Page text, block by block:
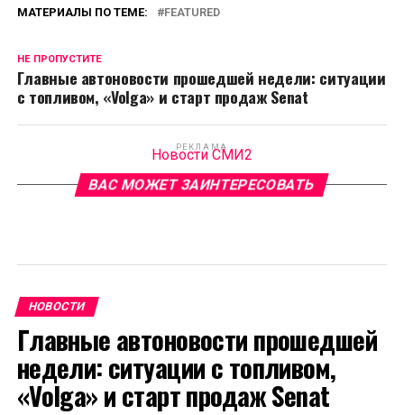
МАТЕРИАЛЫ ПО ТЕМЕ: FEATURED
НЕ ПРОПУСТИТЕ
Главные автоновости прошедшей недели: ситуации
с топливом, «Volga» и старт продаж Senat
РЕКЛАМА
Новости СМИ2
ВАС МОЖЕТ ЗАИНТЕРЕСОВАТЬ
НОВОСТИ
Главные автоновости прошедшей
недели: ситуации с топливом,
«Volga» и старт продаж Senat